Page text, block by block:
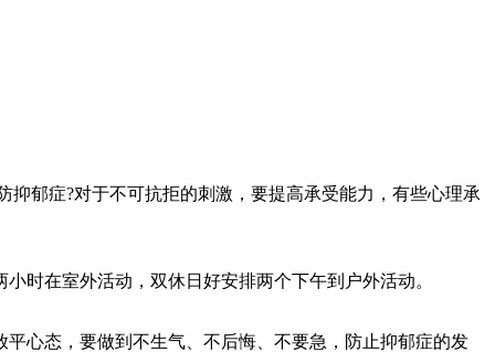
郁症?对于不可抗拒的刺激，要提高承受能力，有些心理承
时在室外活动，双休日好安排两个下午到户外活动。
心态，要做到不生气、不后悔、不要急，防止抑郁症的发